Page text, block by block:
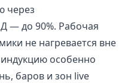
через
— до 90%. Рабочая
не нагревается вне
особенно
баров и зон live